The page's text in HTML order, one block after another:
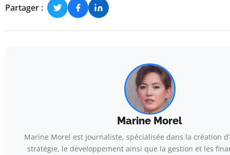
Partager :
Marine Morel
Marine Morel est journaliste, spécialisée dans la création
stratégie, le développement ainsi que la gestion et les